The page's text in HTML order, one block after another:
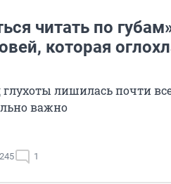
читать по
которая
глухоты лишилась почти
важно
1